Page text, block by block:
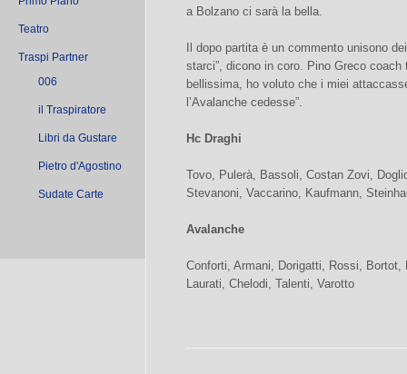
Teatro
Traspi Partner
006
il Traspiratore
Libri da Gustare
Pietro d'Agostino
Sudate Carte
a Bolzano ci sarà la bella.
Il dopo partita è un commento unisono
starci”, dicono in coro. Pino Greco coach
bellissima, ho voluto che i miei
l’Avalanche cedesse”.
Hc Draghi
Tovo, Pulerà, Bassoli, Costan Zovi,
Stevanoni, Vaccarino, Kaufmann,
Avalanche
Conforti, Armani, Dorigatti, Rossi,
Laurati, Chelodi, Talenti, Varotto